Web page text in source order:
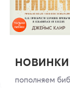
пополняем